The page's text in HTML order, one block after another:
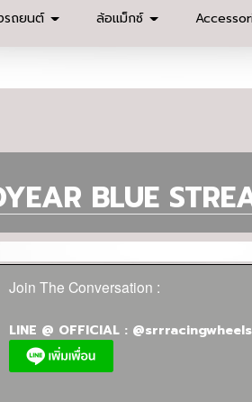
รถยนต์ ล้อแม็กซ์
BLUE
Join The Conversation :
LINE @ OFFICIAL : @srrracingwheels